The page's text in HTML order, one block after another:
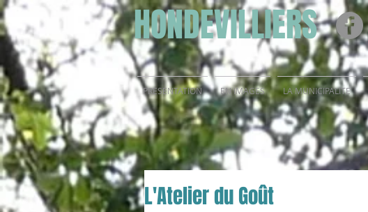
HONDEVILLIERS
PRESENTATION EN IMAGES LA MUNICIPALITE
L'Atelier du Goût